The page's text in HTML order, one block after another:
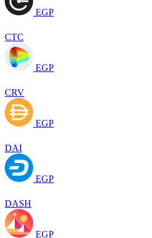
EGP
CTC
EGP
CRV
EGP
DAI
EGP
DASH
EGP